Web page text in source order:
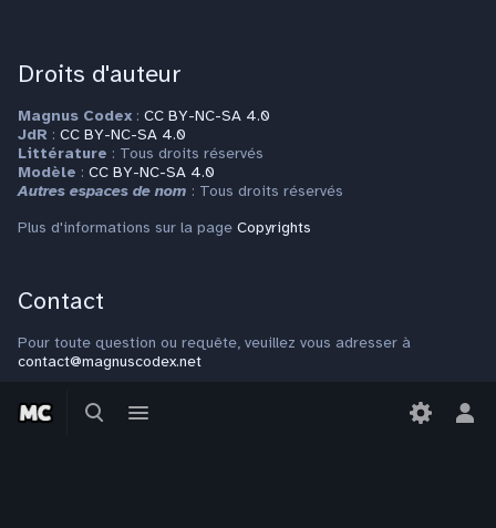
BasculerBasculer
le
Droits d'auteur
Magnus Codex : CC BY-NC-SA 4.0
JdR : CC BY-NC-SA 4.0
Littérature : Tous droits réservés
Modèle : CC BY-NC-SA 4.0
Autres espaces de nom : Tous droits réservés
Plus d'informations sur la page Copyrights
Contact
Pour toute question ou requête, veuillez vous adresser à
contact@magnuscodex.net